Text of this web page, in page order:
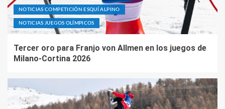
NOTICIAS COMPETICIÓN ESQUÍ ALPINO
NOTICIAS JUEGOS OLÍMPICOS
Tercer oro para Franjo von Allmen en los juegos de
Milano-Cortina 2026